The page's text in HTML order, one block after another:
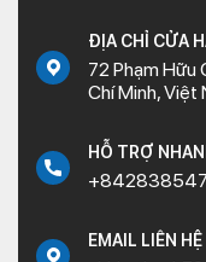
ĐỊA CHỈ CỬA
72 Phạm Hữu
Chí Minh, Việt
HỖ TRỢ
EMAIL LIÊN HỆ